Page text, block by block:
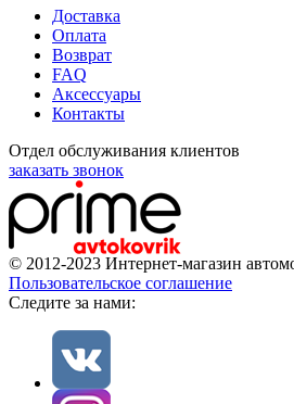
Доставка
Оплата
Возврат
FAQ
Аксессуары
Контакты
Отдел обслуживания клиентов
заказать звонок
© 2012-2023 Интернет-магазин
Пользовательское соглашение
Cледите за нами: